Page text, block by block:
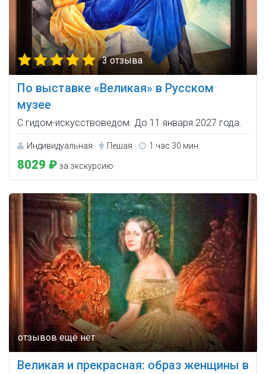
3 отзыва
По выставке «Великая» в Русском
музее
С гидом-искусствоведом. До 11 января 2027 года.
Индивидуальная Пешая 1 час 30 мин.
8029 ₽ за экскурсию
Великая и прекрасная: образ женщины в